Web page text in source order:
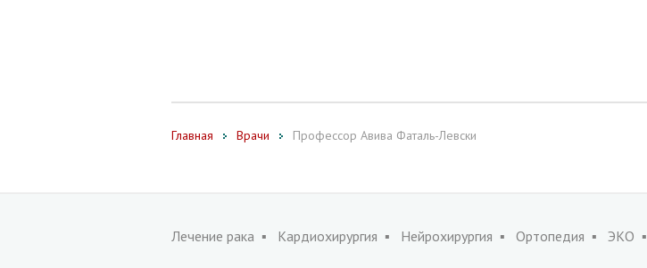
Главная Врачи Профессор Авива Фаталь-Левски
Лечение рака Кардиохирургия Нейрохирургия Ортопедия ЭКО